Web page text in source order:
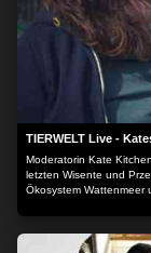
TIERWELT Live -
Moderatorin Kate
letzten Wisente und
Ökosystem Wattenmeer
Heimat - und derer, die